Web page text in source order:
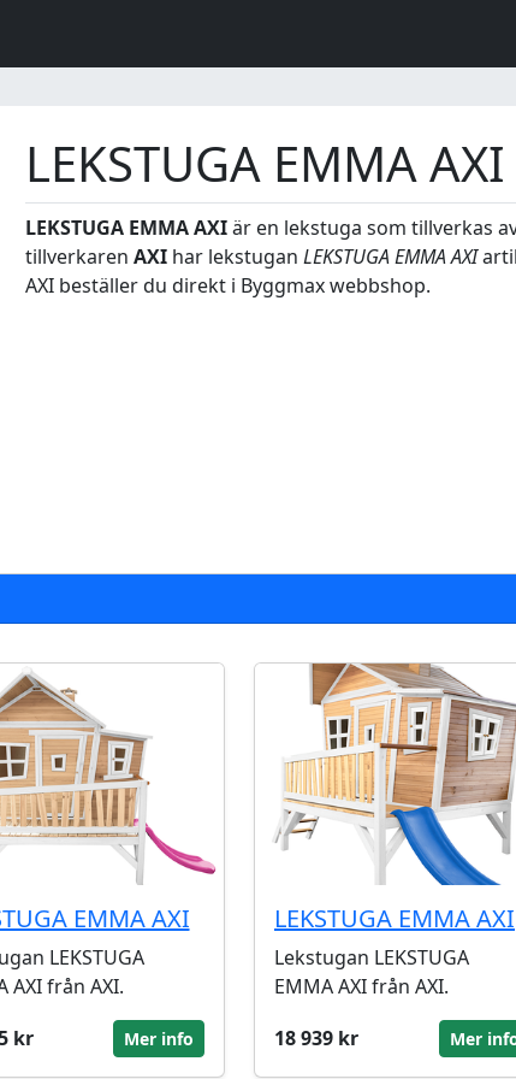
LEKSTUGA EMMA AXI
LEKSTUGA EMMA AXIär en lekstuga som tillverkas
tillverkaren AXI har lekstugan LEKSTUGA EMMA AXI
AXI beställer du direkt i Byggmax webbshop.
EMMA AXI
LEKSTUGA
AXI från AXI.
kr
Mer info
LEKSTUGA EMMA AXI
Lekstugan LEKSTUGA
EMMA AXI från AXI.
18 939 kr
Mer